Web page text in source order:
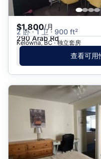
$1,800/月
2 卧 · 1 卫 · 900 ft²
290 Arab Rd
Kelowna, BC · 独立套房
查看可用